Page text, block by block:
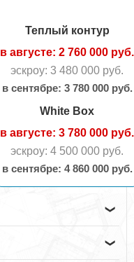
Теплый контур
в августе: 2 760 000 руб.
эскроу: 3 480 000 руб.
в сентябрe: 3 780 000 руб.
White Box
в августе: 3 780 000 руб.
эскроу: 4 500 000 руб.
в сентябрe: 4 860 000 руб.
❯
❯